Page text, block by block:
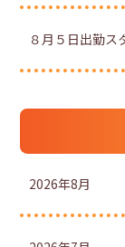
８月５日出勤ス
2026年8月